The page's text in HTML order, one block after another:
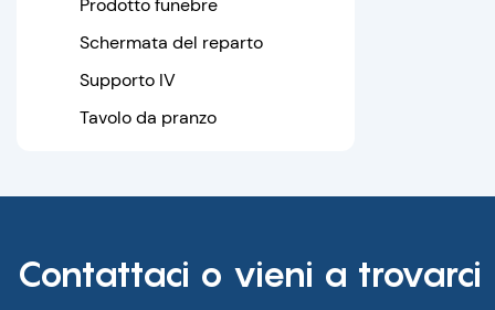
Stecca medica
Prodotto funebre
Schermata del reparto
Supporto IV
Tavolo da pranzo
Contattaci o vieni a trovarci